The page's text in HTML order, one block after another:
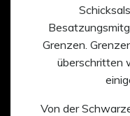
Grenzen.
überschritten
Von der